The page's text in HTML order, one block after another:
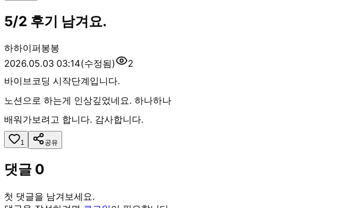
5/2 후기 남겨요.
하하이퍼봉봉
2026.05.03 03:14(수정됨)
2
바이브코딩 시작단계입니다.
노션으로 하는게 인상깊었네요. 하나하나
배워가보려고 합니다. 감사합니다.
1 공유
댓글 0
첫 댓글을 남겨보세요.